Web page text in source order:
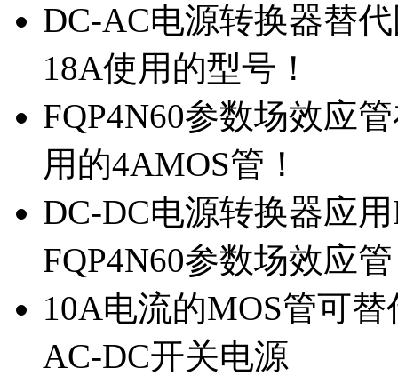
DC-AC电源转换器替
18A使用的型号！
FQP4N60参数场效应
用的4AMOS管！
DC-DC电源转换器应
FQP4N60参数场效应
10A电流的MOS管可
AC-DC开关电源